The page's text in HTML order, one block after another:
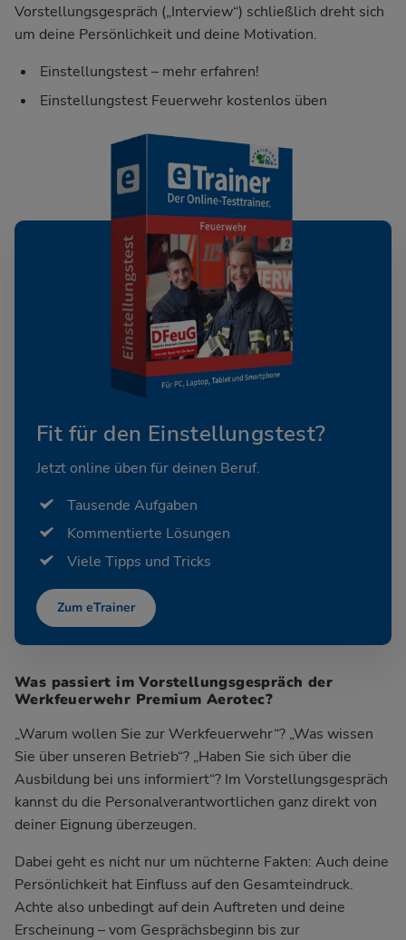
Vorstellungsgespräch („Interview“) schließlich dreht sich
um deine Persönlichkeit und deine Motivation.
Einstellungstest – mehr erfahren!
Einstellungstest Feuerwehr kostenlos üben
Fit für den Einstellungstest?
Jetzt online üben für deinen Beruf.
Tausende Aufgaben
Kommentierte Lösungen
Viele Tipps und Tricks
Zum eTrainer
Was passiert im Vorstellungsgespräch der
Werkfeuerwehr Premium Aerotec?
„Warum wollen Sie zur Werkfeuerwehr“? „Was wissen
Sie über unseren Betrieb“? „Haben Sie sich über die
Ausbildung bei uns informiert“? Im Vorstellungsgespräch
kannst du die Personalverantwortlichen ganz direkt von
deiner Eignung überzeugen.
Dabei geht es nicht nur um nüchterne Fakten: Auch deine
Persönlichkeit hat Einfluss auf den Gesamteindruck.
Achte also unbedingt auf dein Auftreten und deine
Erscheinung – vom Gesprächsbeginn bis zur